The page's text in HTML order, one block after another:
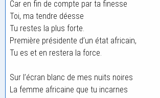
Car en fin de compte par ta finesse
Toi, ma tendre déesse
Tu restes la plus forte.
Première présidente d’un état africain,
Tu es et en restera la force.
Sur l’écran blanc de mes nuits noires
La femme africaine que tu incarnes